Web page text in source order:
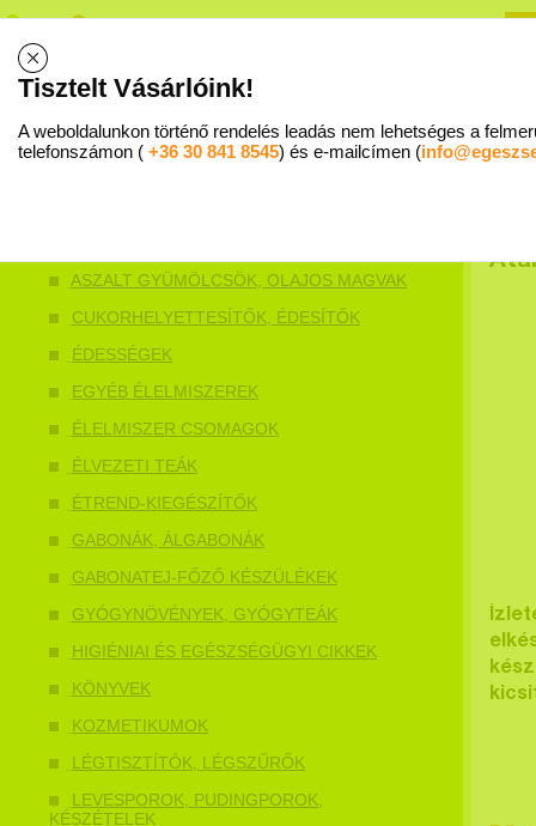
WEBSHOP SZAKÉRTŐ VÁLASZOL RENDELÉS MENETE
ASZALT GYÜMÖLCSÖK, OLAJOS MAGVAK
CUKORHELYETTESÍTŐK, ÉDESÍTŐK
ÉDESSÉGEK
EGYÉB ÉLELMISZEREK
ÉLELMISZER CSOMAGOK
ÉLVEZETI TEÁK
ÉTREND-KIEGÉSZÍTŐK
GABONÁK, ÁLGABONÁK
GABONATEJ-FŐZŐ KÉSZÜLÉKEK
GYÓGYNÖVÉNYEK, GYÓGYTEÁK
HIGIÉNIAI ÉS EGÉSZSÉGÜGYI CIKKEK
KÖNYVEK
KOZMETIKUMOK
LÉGTISZTÍTÓK, LÉGSZŰRŐK
LEVESPOROK, PUDINGPOROK,
KÉSZÉTELEK
Tisztelt Vásárlóink!
A weboldalunkon történő rendelés leadás nem lehetséges a
telefonszámon ( +36 30 841 8545) és e-mailcímen (